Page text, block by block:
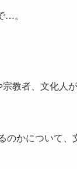
…。
教者、文化人
かについて、